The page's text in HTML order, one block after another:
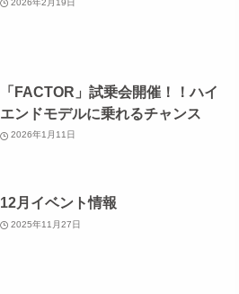
2026年2月19日
「FACTOR」試乗会開催！！ハイ
エンドモデルに乗れるチャンス
2026年1月11日
12月イベント情報
2025年11月27日